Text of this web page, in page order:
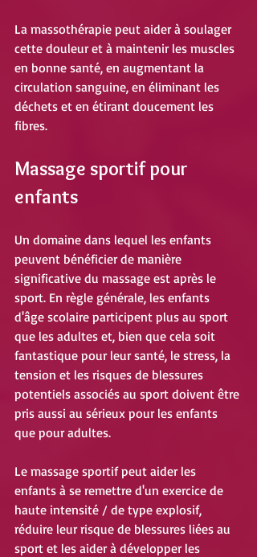
La massothérapie peut aider à soulager
cette douleur et à maintenir les muscles
en bonne santé, en augmentant la
circulation sanguine, en éliminant les
déchets et en étirant doucement les
fibres.
Massage sportif pour
enfants
Un domaine dans lequel les enfants
peuvent bénéficier de manière
significative du massage est après le
sport. En règle générale, les enfants
d'âge scolaire participent plus au sport
que les adultes et, bien que cela soit
fantastique pour leur santé, le stress, la
tension et les risques de blessures
potentiels associés au sport doivent être
pris aussi au sérieux pour les enfants
que pour adultes.
Le massage sportif peut aider les
enfants à se remettre d'un exercice de
haute intensité / de type explosif,
réduire leur risque de blessures liées au
sport et les aider à développer les